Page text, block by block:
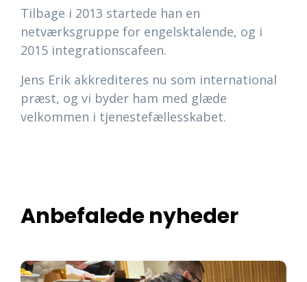
Tilbage i 2013 startede han en
netværksgruppe for engelsktalende, og i
2015 integrationscafeen.
Jens Erik akkrediteres nu som international
præst, og vi byder ham med glæde
velkommen i tjenestefællesskabet.
Anbefalede nyheder